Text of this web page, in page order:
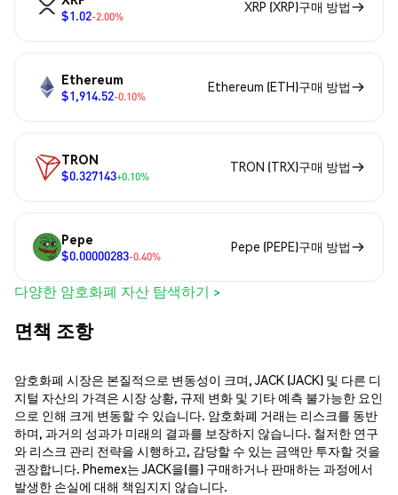
$1.02-2.00%
XRP (XRP)구매 방법
Ethereum
$1,914.52-0.10%
Ethereum (ETH)구매 방법
TRON
$0.327143+0.10%
TRON (TRX)구매 방법
Pepe
$0.00000283-0.40%
Pepe (PEPE)구매 방법
다양한 암호화폐 자산 탐색하기 >
면책 조항
암호화폐 시장은 본질적으로 변동성이 크며, JACK (JACK) 및 다른 디
지털 자산의 가격은 시장 상황, 규제 변화 및 기타 예측 불가능한 요인
으로 인해 크게 변동할 수 있습니다. 암호화폐 거래는 리스크를 동반
하며, 과거의 성과가 미래의 결과를 보장하지 않습니다. 철저한 연구
와 리스크 관리 전략을 시행하고, 감당할 수 있는 금액만 투자할 것을
권장합니다. Phemex는 JACK을(를) 구매하거나 판매하는 과정에서
발생한 손실에 대해 책임지지 않습니다.